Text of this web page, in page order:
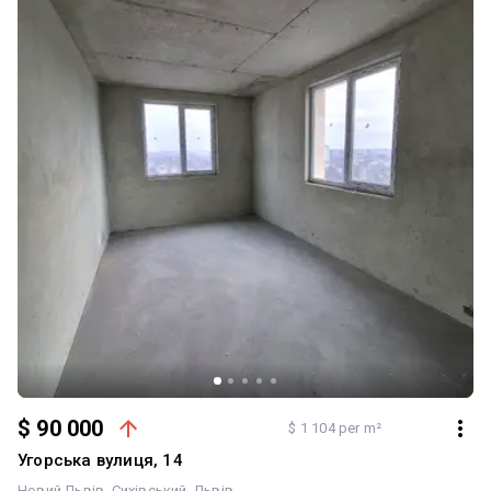
краєвиди. Зручна локація: поруч садочки, школи, супермаркети,
ТРЦ Spartak, парк, швидке сполучення з центром міста. Ідеальний
варіант для проживання або інвестиції. Огляди по домовленості.
$ 90 000 $ 1 104 per m²
Угорська вулиця, 14